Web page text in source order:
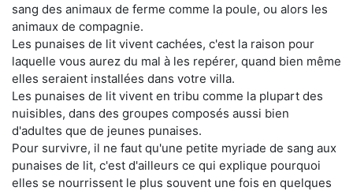
sang des animaux de ferme comme la poule, ou alors les
animaux de compagnie.
Les punaises de lit vivent cachées, c'est la raison pour
laquelle vous aurez du mal à les repérer, quand bien même
elles seraient installées dans votre villa.
Les punaises de lit vivent en tribu comme la plupart des
nuisibles, dans des groupes composés aussi bien
d'adultes que de jeunes punaises.
Pour survivre, il ne faut qu'une petite myriade de sang aux
punaises de lit, c'est d'ailleurs ce qui explique pourquoi
elles se nourrissent le plus souvent une fois en quelques